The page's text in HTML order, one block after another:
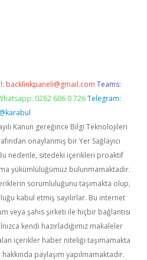
backlinkpaneli@gmail.com Teams:
0262 606 0 726 Telegram:
@karabul
Kanun gereğince Bilgi Teknolojileri
onaylanmış bir Yer Sağlayıcı
nedenle, sitedeki içerikleri proaktif
yükümlülüğümüz bulunmamaktadır.
sorumluluğunu taşımakta olup,
kabul etmiş sayılırlar. Bu internet
veya şahıs şirketi ile hiçbir bağlantısı
kendi hazırladığımız makaleler
içerikler haber niteliği taşımamakta
paylaşım yapılmamaktadır.